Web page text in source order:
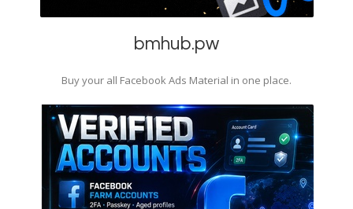
bmhub.pw
Buy your all Facebook Ads Material in one place.